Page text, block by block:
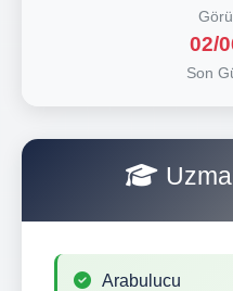
02/
Son
Arabulucu